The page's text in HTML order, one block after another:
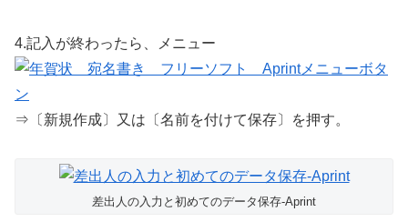
4.記入が終わったら、メニュー
⇒〔新規作成〕又は〔名前を付けて保存〕を押す。
差出人の入力と初めてのデータ保存-Aprint